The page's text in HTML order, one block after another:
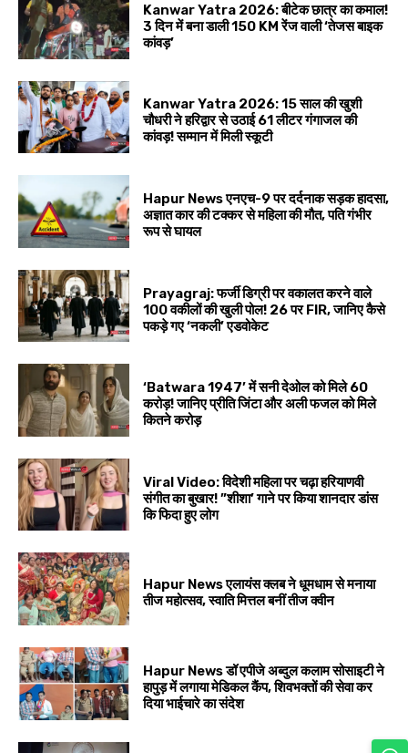
Kanwar Yatra 2026: बीटेक छात्र का कमाल!
3 दिन में बना डाली 150 KM रेंज वाली ‘तेजस बाइक
कांवड़’
Kanwar Yatra 2026: 15 साल की खुशी
चौधरी ने हरिद्वार से उठाई 61 लीटर गंगाजल की
कांवड़! सम्मान में मिली स्कूटी
Hapur News एनएच-9 पर दर्दनाक सड़क हादसा,
अज्ञात कार की टक्कर से महिला की मौत, पति गंभीर
रूप से घायल
Prayagraj: फर्जी डिग्री पर वकालत करने वाले
100 वकीलों की खुली पोल! 26 पर FIR, जानिए कैसे
पकड़े गए ‘नकली’ एडवोकेट
‘Batwara 1947’ में सनी देओल को मिले ₹60
करोड़! जानिए प्रीति जिंटा और अली फजल को मिले
कितने करोड़
Viral Video: विदेशी महिला पर चढ़ा हरियाणवी
संगीत का बुखार! ”शीशा’ गाने पर किया शानदार डांस
कि फिदा हुए लोग
Hapur News एलायंस क्लब ने धूमधाम से मनाया
तीज महोत्सव, स्वाति मित्तल बनीं तीज क्वीन
Hapur News डॉ एपीजे अब्दुल कलाम सोसाइटी ने
हापुड़ में लगाया मेडिकल कैंप, शिवभक्तों की सेवा कर
दिया भाईचारे का संदेश